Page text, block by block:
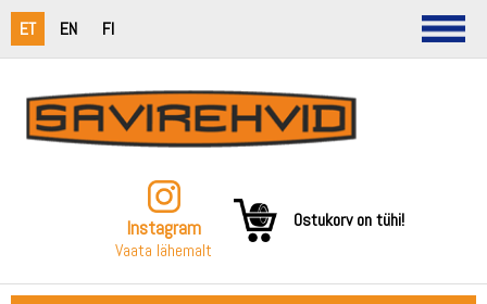
ET EN FI
Instagram
Vaata lähemalt
Ostukorv on tühi!